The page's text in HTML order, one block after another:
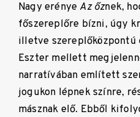
Nagy erénye Az őznek,
főszereplőre bízni, úgy
illetve szereplőközpontú
Eszter mellett
narratívában említett
jogukon lépnek színre,
másznak elő. Ebből